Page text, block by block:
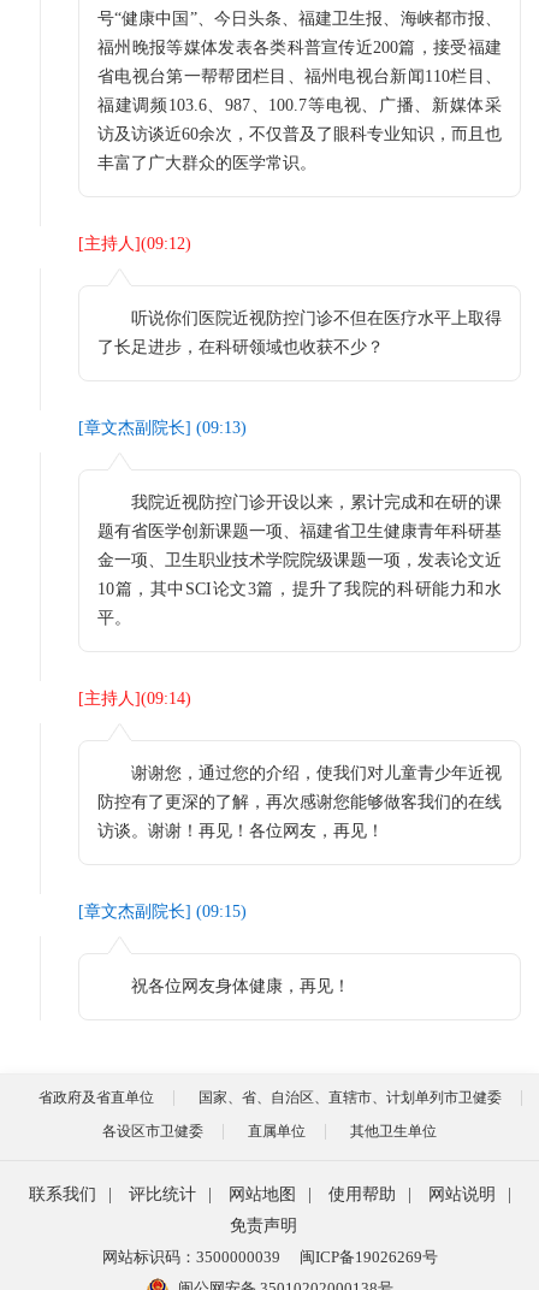
号“健康中国”、今日头条、福建卫生报、海峡都市报、
福州晚报等媒体发表各类科普宣传近200篇，接受福建
省电视台第一帮帮团栏目、福州电视台新闻110栏目、
福建调频103.6、987、100.7等电视、广播、新媒体采
访及访谈近60余次，不仅普及了眼科专业知识，而且也
丰富了广大群众的医学常识。
[主持人 ](09:12)
听说你们医院近视防控门诊不但在医疗水平上取得
了长足进步，在科研领域也收获不少？
[章文杰副院长] (09:13)
我院近视防控门诊开设以来，累计完成和在研的课
题有省医学创新课题一项、福建省卫生健康青年科研基
金一项、卫生职业技术学院院级课题一项，发表论文近
10篇，其中SCI论文3篇，提升了我院的科研能力和水
平。
[主持人 ](09:14)
谢谢您，通过您的介绍，使我们对儿童青少年近视
防控有了更深的了解，再次感谢您能够做客我们的在线
访谈。谢谢！再见！各位网友，再见！
[章文杰副院长] (09:15)
祝各位网友身体健康，再见！
省政府及省直单位
国家、省、自治区、直辖市、计划单列市卫健委
各设区市卫健委
直属单位 其他卫生单位
联系我们 | 评比统计 | 网站地图 | 使用帮助 | 网站说明
|
免责声明
网站标识码：3500000039
闽ICP备19026269号